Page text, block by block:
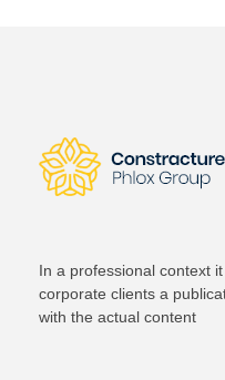
In a professional context
corporate clients a
with the actual content